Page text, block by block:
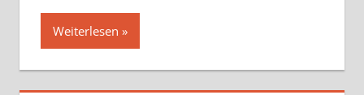
Weiterlesen